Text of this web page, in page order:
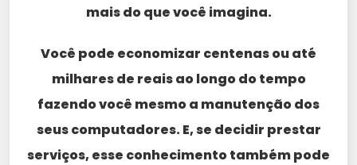
mais do que você imagina.
Você pode economizar centenas ou até
milhares de reais ao longo do tempo
fazendo você mesmo a manutenção dos
seus computadores. E, se decidir prestar
serviços, esse conhecimento também pode